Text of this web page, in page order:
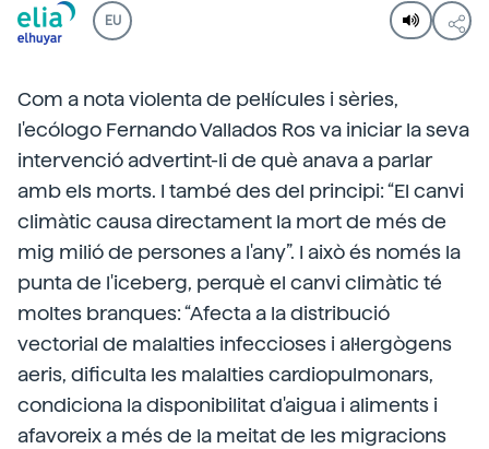
EU
Com a nota violenta de pel·lícules i sèries,
l'ecólogo Fernando Vallados Ros va iniciar la seva
intervenció advertint-li de què anava a parlar
amb els morts. I també des del principi: “El canvi
climàtic causa directament la mort de més de
mig milió de persones a l'any”. I això és només la
punta de l'iceberg, perquè el canvi climàtic té
moltes branques: “Afecta a la distribució
vectorial de malalties infeccioses i al·lergògens
aeris, dificulta les malalties cardiopulmonars,
condiciona la disponibilitat d'aigua i aliments i
afavoreix a més de la meitat de les migracions